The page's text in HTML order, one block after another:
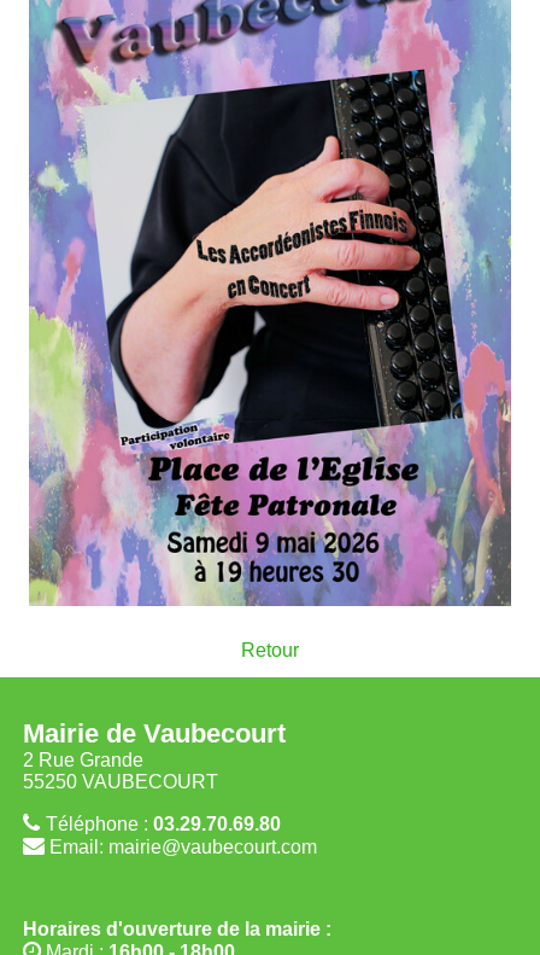
Retour
Mairie de Vaubecourt
2 Rue Grande
55250 VAUBECOURT
Téléphone : 03.29.70.69.80
Email: mairie@vaubecourt.com
Horaires d'ouverture de la mairie :